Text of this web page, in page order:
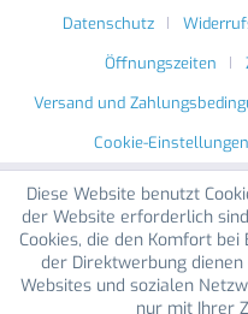
Datenschutz
Öffnungszeiten
Versand und
Cookie-Einstellungen
Diese Website benutzt
der Website erforderlich
Cookies, die den Komfort
der Direktwerbung
Websites und sozialen
nur mit Ihrer